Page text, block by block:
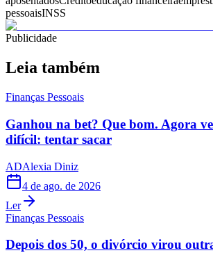
pessoaisINSS
Publicidade
Leia também
Finanças Pessoais
Ganhou na bet? Que bom. Agora
difícil: tentar sacar
ADAlexia Diniz
4 de ago. de 2026
Ler
Finanças Pessoais
Depois dos 50, o divórcio virou